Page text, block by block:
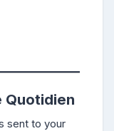
Quotidien
sent to your